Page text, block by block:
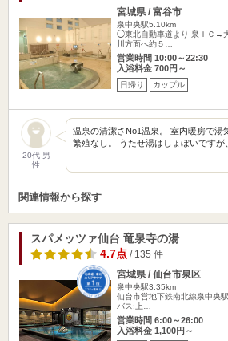
宮城県 / 富谷市
泉中央駅5.10km
◯東北自動車道より 泉ＩＣ→
川方面へ約５…
営業時間 10:00～22:30
入浴料金 700円～
日帰り カップル
20代 男
性
温泉の清潔さNo1温泉。 室内暖房で湯
繁殖なし。 うたせ湯はしょぼいですが
関連情報から探す
スパメッツァ仙台 竜泉寺の湯
4.7点/ 135 件
宮城県 / 仙台市泉区
泉中央駅3.35km
仙台市営地下鉄南北線泉中央
バス:上…
営業時間 6:00～26:00
入浴料金 1,100円～